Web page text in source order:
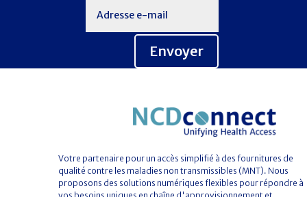
Envoyer
Votre partenaire pour un accès simplifié à des fournitures de
qualité contre les maladies non transmissibles (MNT). Nous
proposons des solutions numériques flexibles pour répondre à